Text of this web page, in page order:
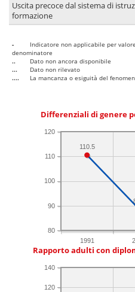
Uscita precoce dal sistema di
formazione
-
Indicatore non applicabile per
denominatore
..
Dato non ancora disponibile
...
Dato non rilevato
....
La mancanza o esiguità del
Differenziali di genere
1991
80
90
100
110
120
110.5
Rapporto adulti con
120
140